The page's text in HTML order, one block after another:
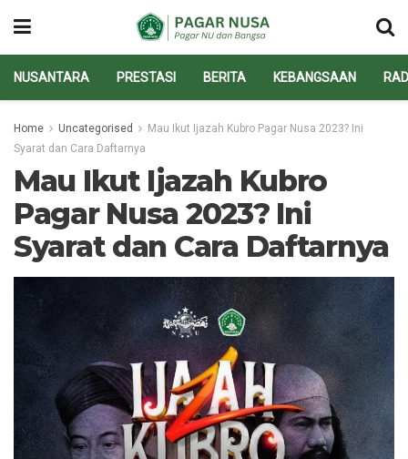
NUSANTARA PRESTASI BERITA KEBANGSAAN
Home Uncategorised
Mau Ikut Ijazah Kubro Pagar Nusa 2023? Ini
Syarat dan Cara Daftarnya
Mau Ikut Ijazah Kubro
Pagar Nusa 2023? Ini
Syarat dan Cara Daftarnya